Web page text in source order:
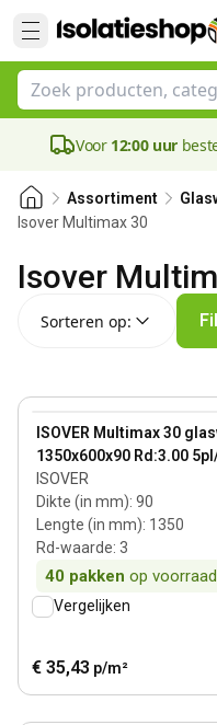
Voor 12:00 uur
Assortiment
Isover Multimax 30
Isover
Sorteren op:
ISOVER Multimax 30
1350x600x90 Rd:3.00
ISOVER
Dikte (in mm): 90
Lengte (in mm): 1350
Rd-waarde: 3
40 pakken op voorraad
View product
Vergelijken
€ 35,43 p/m²